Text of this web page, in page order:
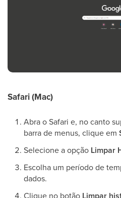
Safari (Mac)
Abra o Safari e, no canto
barra de menus, clique em
Selecione a opção Limpar
Escolha um período de
dados.
Clique no botão Limpar